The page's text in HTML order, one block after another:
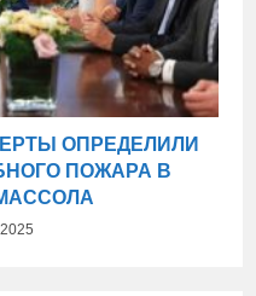
ОПРЕДЕЛИЛИ
ПОЖАРА В